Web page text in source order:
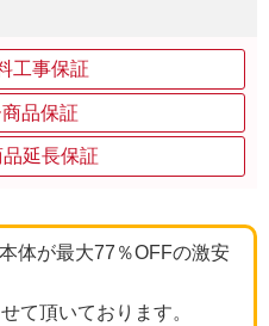
工事保証
品保証
延長保証
体が最大77％OFFの激安
て頂いております。